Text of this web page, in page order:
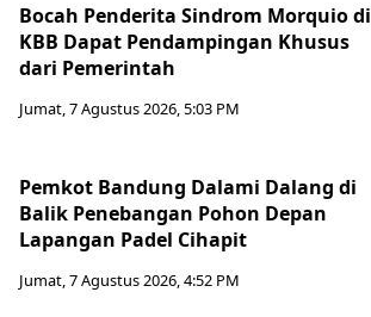
Bocah Penderita Sindrom Morquio di
KBB Dapat Pendampingan Khusus
dari Pemerintah
Jumat, 7 Agustus 2026, 5:03 PM
Pemkot Bandung Dalami Dalang di
Balik Penebangan Pohon Depan
Lapangan Padel Cihapit
Jumat, 7 Agustus 2026, 4:52 PM